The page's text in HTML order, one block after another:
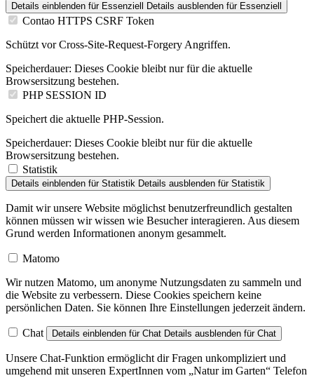
Details einblenden für Essenziell Details ausblenden für Essenziell
Contao HTTPS CSRF Token
Schützt vor Cross-Site-Request-Forgery Angriffen.
Speicherdauer: Dieses Cookie bleibt nur für die aktuelle
Browsersitzung bestehen.
PHP SESSION ID
Speichert die aktuelle PHP-Session.
Speicherdauer: Dieses Cookie bleibt nur für die aktuelle
Browsersitzung bestehen.
Statistik
Details einblenden für Statistik Details ausblenden für Statistik
Damit wir unsere Website möglichst benutzerfreundlich gestalten
können müssen wir wissen wie Besucher interagieren. Aus diesem
Grund werden Informationen anonym gesammelt.
Matomo
Wir nutzen Matomo, um anonyme Nutzungsdaten zu sammeln und
die Website zu verbessern. Diese Cookies speichern keine
persönlichen Daten. Sie können Ihre Einstellungen jederzeit ändern.
Chat Details einblenden für Chat Details ausblenden für Chat
Unsere Chat-Funktion ermöglicht dir Fragen unkompliziert und
umgehend mit unseren ExpertInnen vom „Natur im Garten“ Telefon